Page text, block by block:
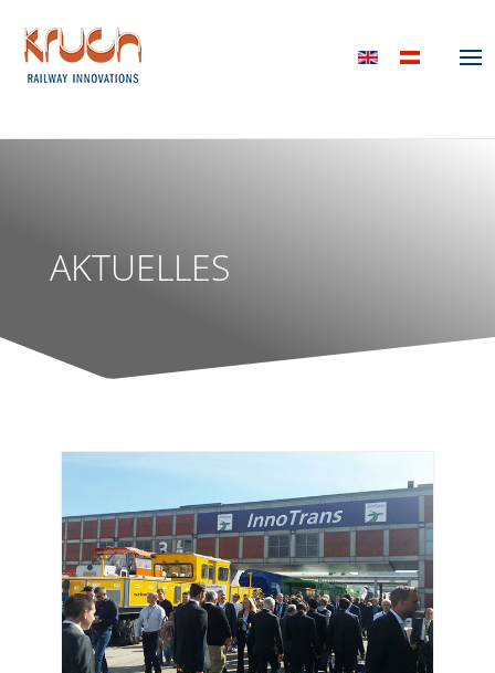
AKTUELLES